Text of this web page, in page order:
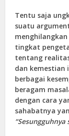
Tentu saja
suatu
tingkat
tentang
dan kemestian
berbagai
beragam
dengan cara
sahabatnya